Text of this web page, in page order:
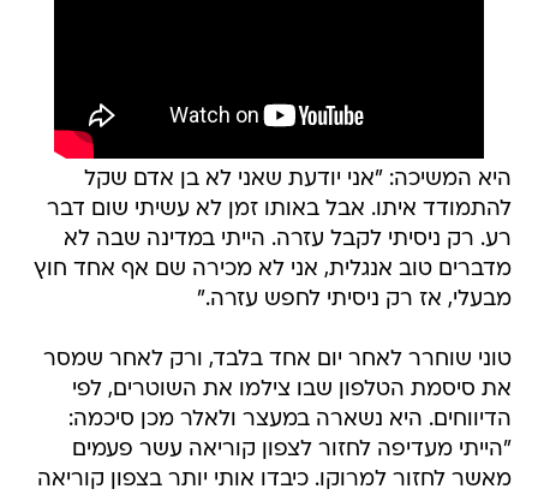
היא המשיכה: "אני יודעת שאני לא בן אדם שקל
להתמודד איתו. אבל באותו זמן לא עשיתי שום דבר
רע. רק ניסיתי לקבל עזרה. הייתי במדינה שבה לא
מדברים טוב אנגלית, אני לא מכירה שם אף אחד חוץ
מבעלי, אז רק ניסיתי לחפש עזרה."
טוני שוחרר לאחר יום אחד בלבד, ורק לאחר שמסר
את סיסמת הטלפון שבו צילמו את השוטרים, לפי
הדיווחים. היא נשארה במעצר ולאלר מכן סיכמה:
"הייתי מעדיפה לחזור לצפון קוריאה עשר פעמים
מאשר לחזור למרוקו. כיבדו אותי יותר בצפון קוריאה